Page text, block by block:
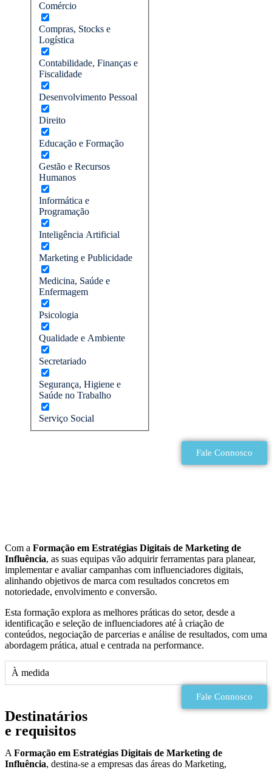
Comércio
Compras, Stocks e
Logística
Contabilidade, Finanças e
Fiscalidade
Desenvolvimento Pessoal
Direito
Educação e Formação
Gestão e Recursos
Humanos
Informática e
Programação
Inteligência Artificial
Marketing e Publicidade
Medicina, Saúde e
Enfermagem
Psicologia
Qualidade e Ambiente
Secretariado
Segurança, Higiene e
Saúde no Trabalho
Serviço Social
Fale Connosco
Com a Formação em Estratégias Digitais de Marketing de
Influência, as suas equipas vão adquirir ferramentas para planear,
implementar e avaliar campanhas com influenciadores digitais,
alinhando objetivos de marca com resultados concretos em
notoriedade, envolvimento e conversão.
Esta formação explora as melhores práticas do setor, desde a
identificação e seleção de influenciadores até à criação de
conteúdos, negociação de parcerias e análise de resultados, com uma
abordagem prática, atual e centrada na performance.
À medida
Fale Connosco
Destinatários
e requisitos
A Formação em Estratégias Digitais de Marketing de
Influência, destina-se a empresas das áreas do Marketing,